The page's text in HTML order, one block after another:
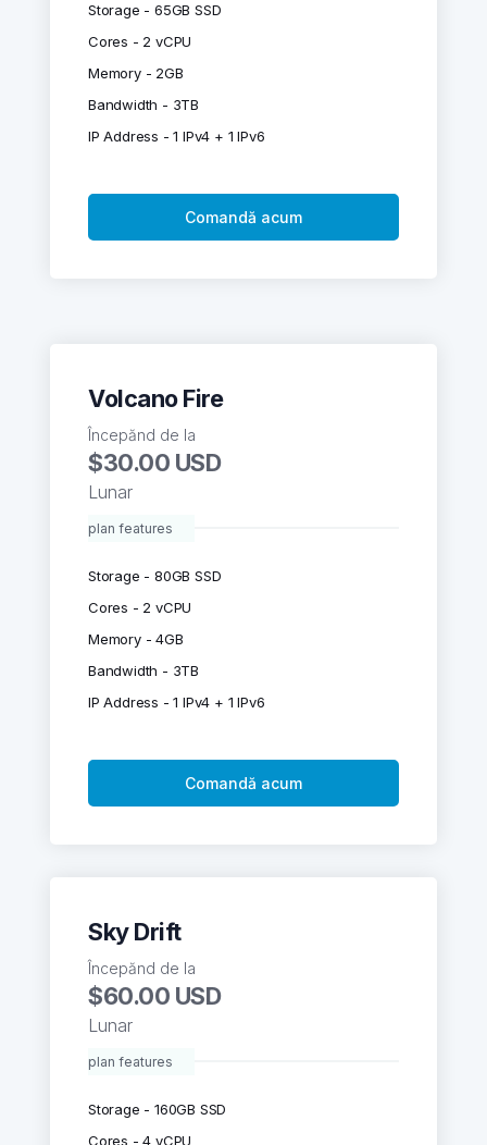
Storage - 65GB SSD
Cores - 2 vCPU
Memory - 2GB
Bandwidth - 3TB
IP Address - 1 IPv4 + 1 IPv6
Comandă acum
Volcano Fire
Începănd de la
$30.00 USD
Lunar
plan features
Storage - 80GB SSD
Cores - 2 vCPU
Memory - 4GB
Bandwidth - 3TB
IP Address - 1 IPv4 + 1 IPv6
Comandă acum
Sky Drift
Începănd de la
$60.00 USD
Lunar
plan features
Storage - 160GB SSD
Cores - 4 vCPU